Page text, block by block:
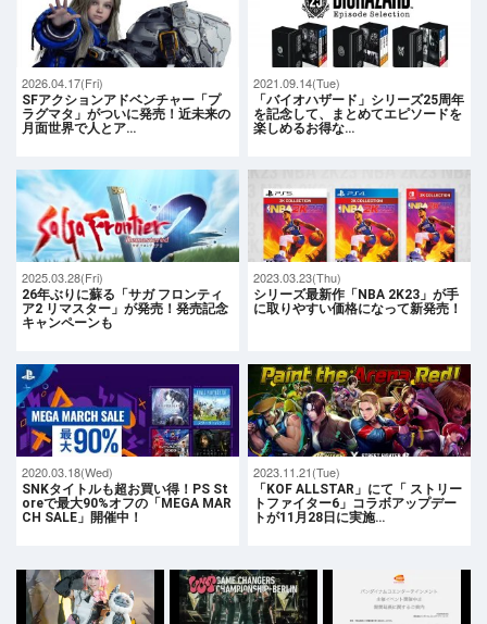
2026.04.17(Fri)
SFアクションアドベンチャー「プ
ラグマタ」がついに発売！近未来の
月面世界で人とア…
2021.09.14(Tue)
「バイオハザード」シリーズ25周年
を記念して、まとめてエピソードを
楽しめるお得な…
2025.03.28(Fri)
26年ぶりに蘇る「サガ フロンティ
ア2 リマスター」が発売！発売記念
キャンペーンも
2023.03.23(Thu)
シリーズ最新作「NBA 2K23」が手
に取りやすい価格になって新発売！
2020.03.18(Wed)
SNKタイトルも超お買い得！PS St
oreで最大90%オフの「MEGA MAR
CH SALE」開催中！
2023.11.21(Tue)
「KOF ALLSTAR」にて「 ストリー
トファイター6」コラボアップデー
トが11月28日に実施…